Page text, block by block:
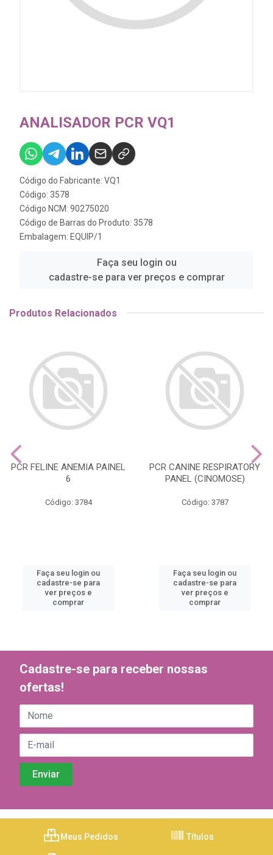
ANALISADOR PCR VQ1
Código do Fabricante: VQ1
Código: 3578
Código NCM: 90275020
Código de Barras do Produto: 3578
Embalagem: EQUIP/1
Faça seu login ou
cadastre-se para ver preços e comprar
Produtos Relacionados
PCR FELINE ANEMIA PAINEL
6
Código: 3784
Faça seu login ou
cadastre-se para
ver preços e
comprar
PCR CANINE RESPIRATORY
PANEL (CINOMOSE)
Código: 3787
Faça seu login ou
cadastre-se para
ver preços e
comprar
Cadastre-se para receber nossas
ofertas!
Meus Pedidos Títulos